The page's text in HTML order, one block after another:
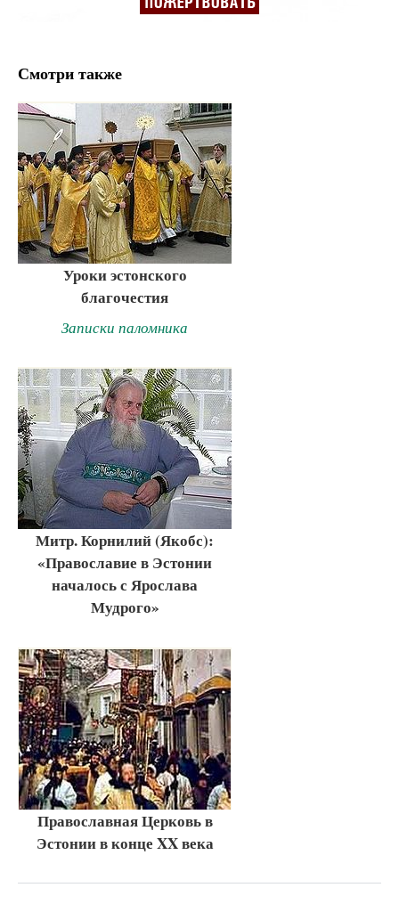
Смотри также
Уроки эстонского
благочестия
Записки паломника
Митр. Корнилий (Якобс):
«Православие в Эстонии
началось с Ярослава
Мудрого»
Православная Церковь в
Эстонии в конце XX века